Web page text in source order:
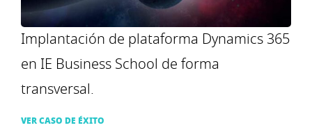
Implantación de plataforma Dynamics 365
en IE Business School de forma
transversal.
VER CASO DE ÉXITO